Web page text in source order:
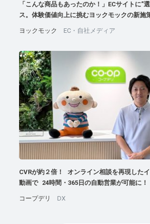
「こんな商品もあったのか！」ECサイトに”
ス。体験価値向上に挑むヨックモックの新施
ヨックモック EC・自社メディア
CVRが約２倍！ オンライン相談を再現した
動画で 24時間・365日の自動営業が可能に！
コープデリ DX